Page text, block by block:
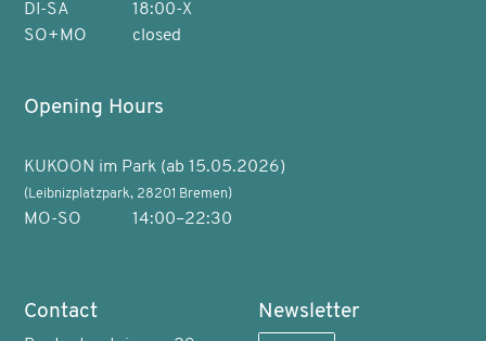
DI-SA
18:00-X
SO+MO
closed
Opening Hours
KUKOON im Park (ab 15.05.2026)
(Leibnizplatzpark, 28201 Bremen)
MO-SO 14:00–22:30
Contact Newsletter